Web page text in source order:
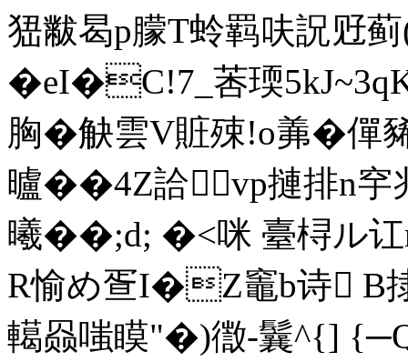
峱黻曷p朦T蛉羁呋詋觃
�eI�C!7_莕瑌
胸�觖雲V賍殐!o羛�僤
曥� �4Z詥vp摙排n穻
曦��;d; �<咪 臺桪ル
R愉め疍I�Z竈b诗
轕赑嗤瞙"�)徾-鬤^{]